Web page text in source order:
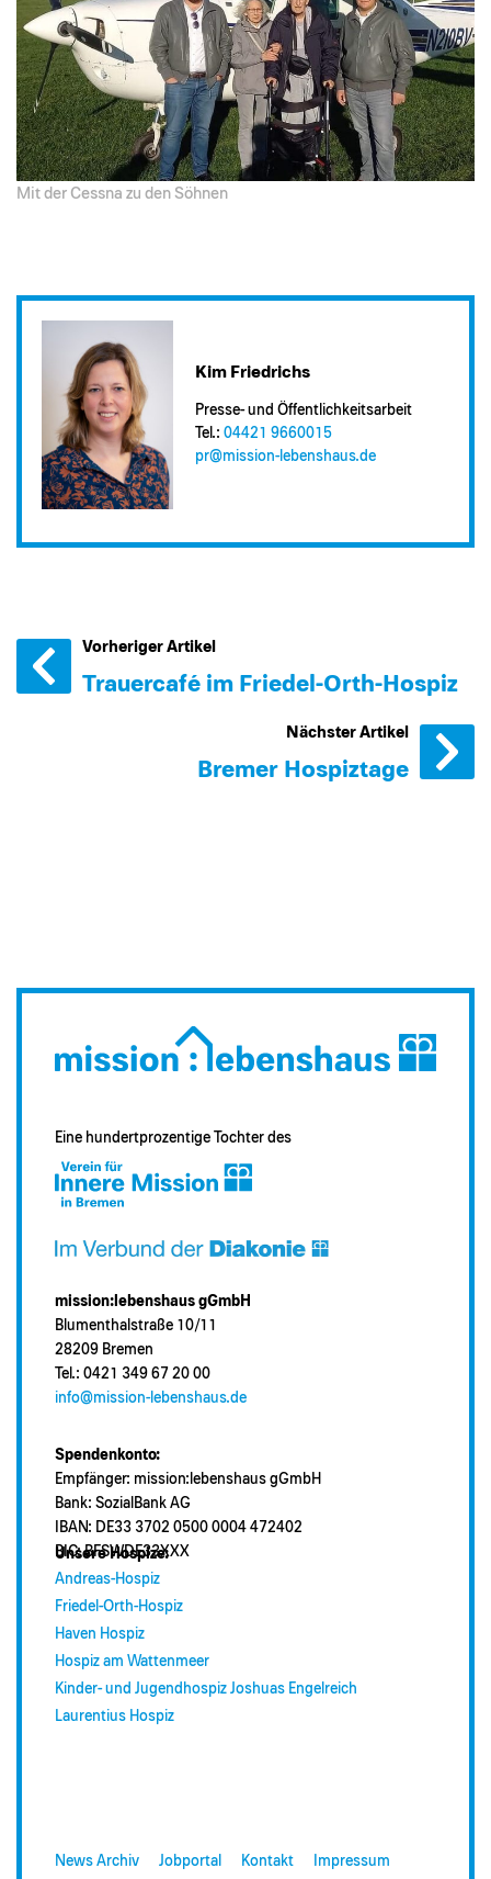
Mit der Cessna zu den Söhnen
Kim Friedrichs
Presse- und Öffentlichkeitsarbeit
Tel.: 04421 9660015
pr@​mission-lebenshaus.de
Vorheriger Artikel
Trauercafé im Friedel-Orth-Hospiz
Nächster Artikel
Bremer Hospiztage
Eine hundertprozentige Tochter des
mission:lebenshaus gGmbH
Blumenthalstraße 10/11
28209 Bremen
Tel.: 0421 349 67 20 00
info@mission-lebenshaus.de
Spendenkonto:
Empfänger: mission:lebenshaus gGmbH
Bank: SozialBank AG
IBAN: DE33 3702 0500 0004 472402
BIC: BFSWDE33XXX
Unsere Hospize:
Andreas-Hospiz
Friedel-Orth-Hospiz
Haven Hospiz
Hospiz am Wattenmeer
Kinder- und Jugendhospiz Joshuas Engelreich
Laurentius Hospiz
News Archiv Jobportal Kontakt Impressum